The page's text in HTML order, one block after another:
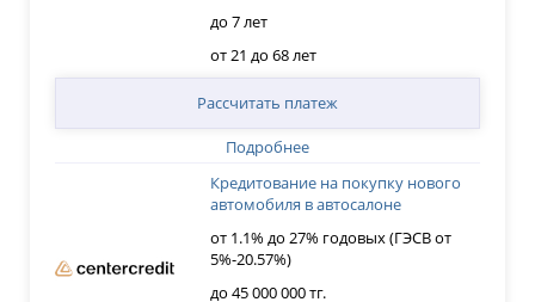
до 7 лет
от 21 до 68 лет
Подробнее
Рассчитать платеж
Кредитование на покупку нового
автомобиля в автосалоне
от 1.1% до 27% годовых (ГЭСВ от
5%-20.57%)
до 45 000 000 тг.